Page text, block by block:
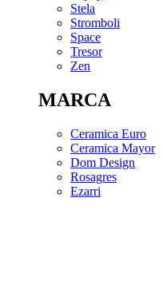
Stela
Stromboli
Space
Tresor
Zen
MARCA
Ceramica Euro
Ceramica Mayor
Dom Design
Rosagres
Ezarri